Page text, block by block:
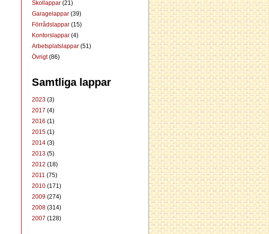
Skollappar (21)
Garagelappar (39)
Förrådslappar (15)
Kontorslappar (4)
Arbetsplatslappar (51)
Övrigt(86)
Samtliga lappar
2023 (3)
2017 (4)
2016 (1)
2015 (1)
2014 (3)
2013 (5)
2012 (18)
2011 (75)
2010 (171)
2009 (274)
2008 (314)
2007 (128)